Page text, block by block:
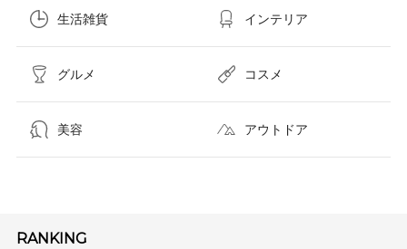
生活雑貨 インテリア
グルメ コスメ​
美容 アウトドア
RANKING